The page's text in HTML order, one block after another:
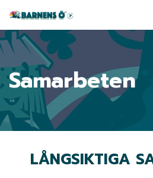
Samarbeten
LÅNGSIKTIGA